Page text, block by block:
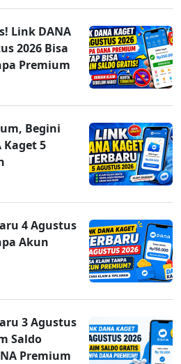
Link DANA
2026 Bisa
Premium
Begini
Kaget 5
4 Agustus
Akun
3 Agustus
Saldo
Premium